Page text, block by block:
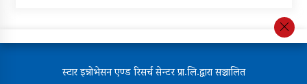
स्टार इन्नोभेसन एण्ड रिसर्च सेन्टर प्रा.लि.द्वारा सञ्चालित